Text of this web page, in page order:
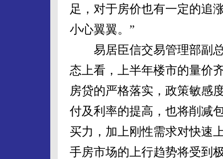
足，对于房价也有一定的追
小心翼翼。”
易居臣信交易管理部副总
态上看，上半年楼市的量价
房贷的严格落实，政策敏感
付及利率的提高，也将削减
买力，加上刚性需求对快速
手房市场的上行趋势将受到